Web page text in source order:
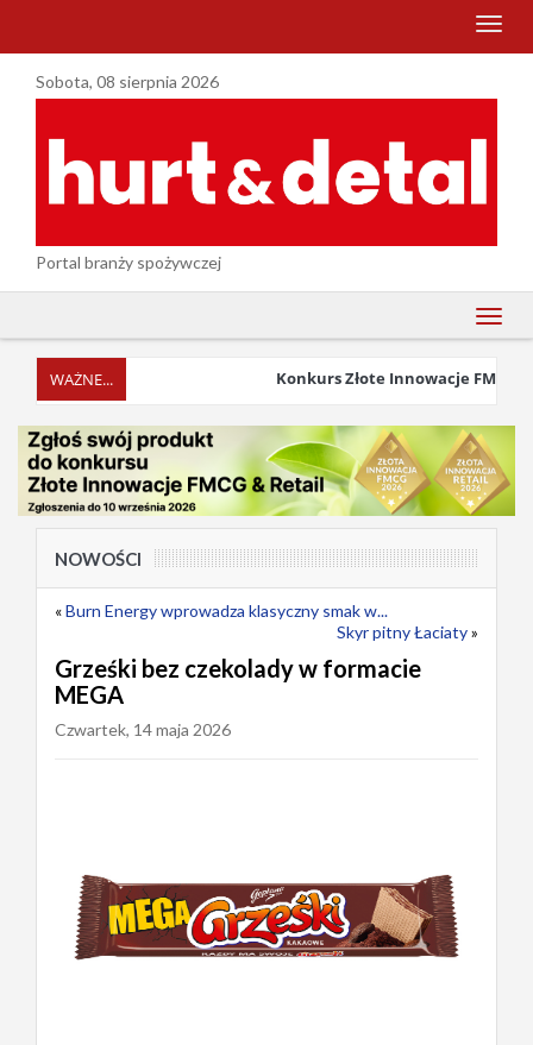
menu
Sobota, 08 sierpnia 2026
Portal branży spożywczej
menu
Konkurs Złote Innowacje FMCG
NOWOŚCI
«Burn Energy wprowadza klasyczny smak w...
Skyr pitny Łaciaty»
Grześki bez czekolady w formacie
MEGA
Czwartek, 14 maja 2026